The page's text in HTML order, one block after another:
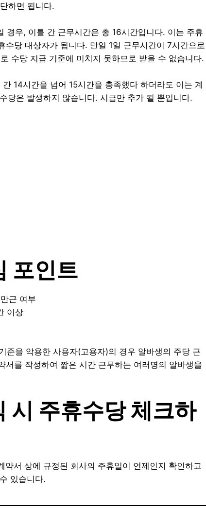
하면 됩니다.
경우, 이틀 간 근무시간은 총 16시간입니다. 이는 주휴
수당 대상자가 됩니다. 만일 1일 근무시간이 7시간으로
수당 지급 기준에 미치지 못하므로 받을 수 없습니다.
14시간을 넘어 15시간을 충족했다 하더라도 이는 계
당은 발생하지 않습니다. 시급만 추가 될 뿐입니다.
포인트
근 여부
이상
준을 악용한 사용자(고용자)의 경우 알바생의 주당 근
서를 작성하여 짧은 시간 근무하는 여러명의 알바생을
시 주휴수당 체크하
서 상에 규정된 회사의 주휴일이 언제인지 확인하고
있습니다.